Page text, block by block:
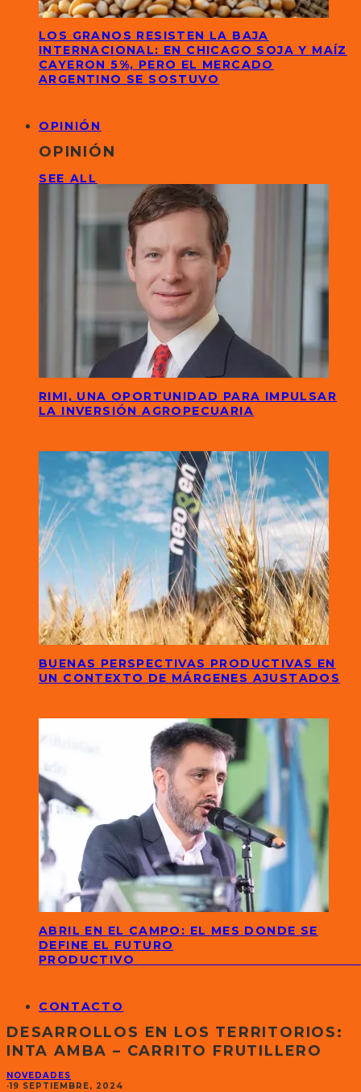
LOS GRANOS RESISTEN LA BAJA
INTERNACIONAL: EN CHICAGO SOJA Y MAÍZ
CAYERON 5%, PERO EL MERCADO
ARGENTINO SE SOSTUVO
OPINIÓN
OPINIÓN
SEE ALL
RIMI, UNA OPORTUNIDAD PARA IMPULSAR
LA INVERSIÓN AGROPECUARIA
BUENAS PERSPECTIVAS PRODUCTIVAS EN
UN CONTEXTO DE MÁRGENES AJUSTADOS
ABRIL EN EL CAMPO: EL MES DONDE SE
DEFINE EL FUTURO
PRODUCTIVO
CONTACTO
DESARROLLOS EN LOS TERRITORIOS:
INTA AMBA – CARRITO FRUTILLERO
NOVEDADES
·19 SEPTIEMBRE, 2024